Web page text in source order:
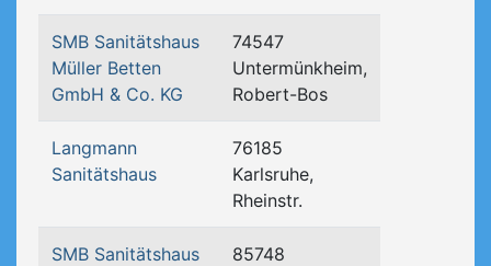
SMB Sanitätshaus
Müller Betten
GmbH & Co. KG
74547
Untermünkheim,
Robert-Bos
Langmann
Sanitätshaus
76185
Karlsruhe,
Rheinstr.
SMB Sanitätshaus
85748